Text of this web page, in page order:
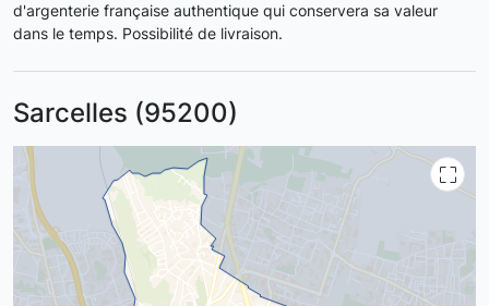
d'argenterie française authentique qui conservera sa valeur
dans le temps. Possibilité de livraison.
Sarcelles (95200)